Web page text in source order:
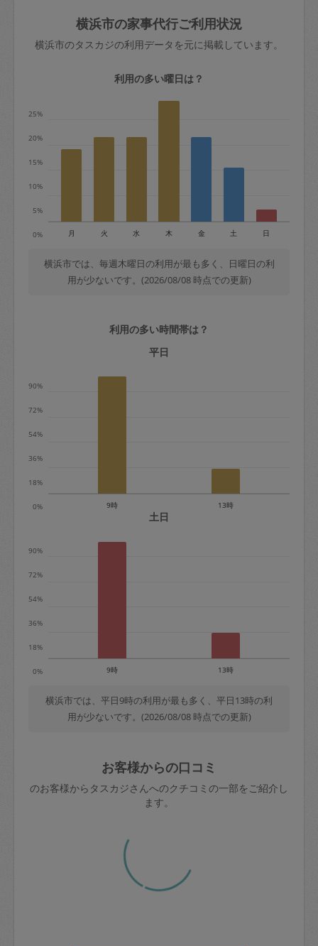
依頼者不在による当日キャンセル＝依頼
金額の100%＋交通費全額
※例：依頼日時／土曜日午前9時開始の場
50%
金曜日9時～土曜日8時まで＝依頼金額の
＋交通費全額
依頼者不在による当日キャンセル＝依頼
金額の100%＋交通費全額
定期契約をキャンセルする場合、毎週定
期は月2回まで隔週定期は月1回までキャ
※キャンセル料金の設定について：
きた場合は損害保険の対象外となるので
ご注意ください。
玉、など
あわせてこちらも参照ください：初めて
はありますか？
横浜市の家事代行ご利用状況
横浜市のタスカジの利用データを元に掲載しています。
利用の多い曜日は？
0%
5%
10%
15%
20%
25%
月 火 水 木 金 土 日
横浜市では、毎週木曜日の利用が最も多く、日曜日の利
用が少ないです。(2026/08/08 時点での更新)
利用の多い時間帯は？
平日
0%
18%
36%
54%
72%
90%
9時 13時
土日
0%
18%
36%
54%
72%
90%
9時 13時
横浜市では、平日9時の利用が最も多く、平日13時の利
用が少ないです。(2026/08/08 時点での更新)
お客様からの口コミ
のお客様からタスカジさんへのクチコミの一部をご紹介し
ます。